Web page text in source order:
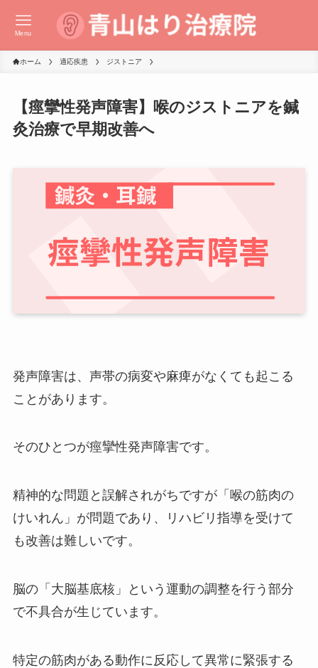
Menu
ホーム 適応疾患 ジストニア
【痙攣性発声障害】喉のジストニアを鍼
灸治療で早期改善へ
発声障害は、声帯の病変や麻痺がなくても起こる
ことがあります。
そのひとつが痙攣性発声障害です。
精神的な問題と誤解されがちですが「喉の筋肉の
けいれん」が問題であり、リハビリ指導を受けて
も改善は難しいです。
脳の「大脳基底核」という運動の調整を行う部分
で不具合が生じています。
特定の筋肉がある動作に反応して異常に緊張する